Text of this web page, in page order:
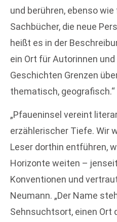
und berühren, ebenso
Sachbücher, die neue
heißt es in der
ein Ort für Autorinnen
Geschichten Grenzen
thematisch, geografisch.“
„Pfaueninsel vereint
erzählerischer Tiefe. Wir
Leser dorthin entführen,
Horizonte weiten –
Konventionen und
Neumann. „Der Name
Sehnsuchtsort, einen Ort